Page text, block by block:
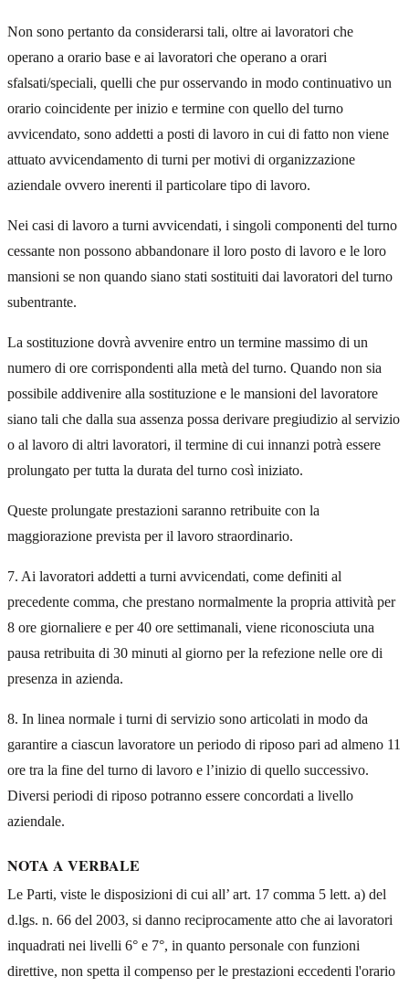
Non sono pertanto da considerarsi tali, oltre ai lavoratori che
operano a orario base e ai lavoratori che operano a orari
sfalsati/speciali, quelli che pur osservando in modo continuativo un
orario coincidente per inizio e termine con quello del turno
avvicendato, sono addetti a posti di lavoro in cui di fatto non viene
attuato avvicendamento di turni per motivi di organizzazione
aziendale ovvero inerenti il particolare tipo di lavoro.
Nei casi di lavoro a turni avvicendati, i singoli componenti del turno
cessante non possono abbandonare il loro posto di lavoro e le loro
mansioni se non quando siano stati sostituiti dai lavoratori del turno
subentrante.
La sostituzione dovrà avvenire entro un termine massimo di un
numero di ore corrispondenti alla metà del turno. Quando non sia
possibile addivenire alla sostituzione e le mansioni del lavoratore
siano tali che dalla sua assenza possa derivare pregiudizio al servizio
o al lavoro di altri lavoratori, il termine di cui innanzi potrà essere
prolungato per tutta la durata del turno così iniziato.
Queste prolungate prestazioni saranno retribuite con la
maggiorazione prevista per il lavoro straordinario.
7. Ai lavoratori addetti a turni avvicendati, come definiti al
precedente comma, che prestano normalmente la propria attività per
8 ore giornaliere e per 40 ore settimanali, viene riconosciuta una
pausa retribuita di 30 minuti al giorno per la refezione nelle ore di
presenza in azienda.
8. In linea normale i turni di servizio sono articolati in modo da
garantire a ciascun lavoratore un periodo di riposo pari ad almeno 11
ore tra la fine del turno di lavoro e l’inizio di quello successivo.
Diversi periodi di riposo potranno essere concordati a livello
aziendale.
NOTA A VERBALE
Le Parti, viste le disposizioni di cui all’ art. 17 comma 5 lett. a) del
d.lgs. n. 66 del 2003, si danno reciprocamente atto che ai lavoratori
inquadrati nei livelli 6° e 7°, in quanto personale con funzioni
direttive, non spetta il compenso per le prestazioni eccedenti l'orario